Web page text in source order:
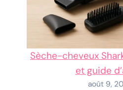
Sèche-cheveux
et guide
août 9,